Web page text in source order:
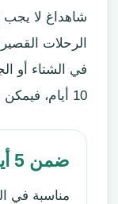
شاهداغ لا يجب
الرحلات
في الشتاء أو
10 أيام، فيمكن دمجها براحة مع قوبا وباكو.
ضمن 5 أيام
مناسبة في